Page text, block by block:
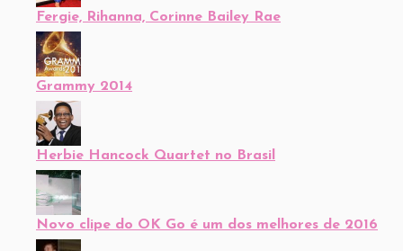
Fergie, Rihanna, Corinne Bailey Rae
Grammy 2014
Herbie Hancock Quartet no Brasil
Novo clipe do OK Go é um dos melhores de 2016